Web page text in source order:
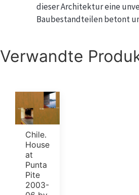
dieser Architektur eine
Baubestandteilen betont
Verwandte
Chile.
House
at
Punta
Pite
2003-